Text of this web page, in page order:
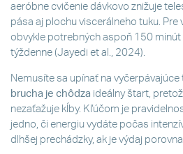
aeróbne cvičenie dávkovo znižuje
pása aj plochu viscerálneho tuku. Pre
obvykle potrebných aspoň 150
týždenne (Jayedi et al., 2024).
Nemusíte sa upínať na vyčerpávajúce
brucha je chôdza ideálny štart,
nezaťažuje kĺby. Kľúčom je
jedno, či energiu vydáte počas
dlhšej prechádzky, ak je výdaj